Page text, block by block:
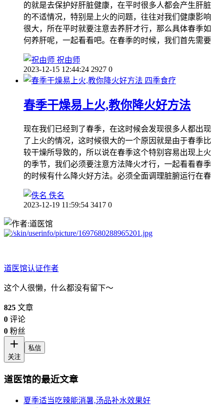
的就是去保护好肝脏健康，在平时很多人都会产生肝脏
的不适情况，特别是上火的问题，往往对我们健康影响
很大，所在平时就要注意去养肝才行，那么具体春季如
何养肝呢，一起看看吧。在春季的时候，我们首先需要
祝由师
2023-12-15 12:44:24 2927 0
四季食疗
春季干燥易上火,教你降火好方法
现在我们已经到了春季，在这时候会发现很多人都出现
了上火的情况，这时候很大的一个原因就是由于春季比
较干燥所导致的，所以说在春季这个特别容易出现上火
的季节，我们必须要注意方法降火才行，一起看看春季
的时候有什么降火好方法。必须全面调理脏腑运行在春
佚名
2023-12-19 11:59:54 3417 0
道医馆认证作者
这个人很懒，什么都没有留下～
825 文章
0 评论
0 粉丝
关注
私信
道医馆的最近文章
夏季适当吃辣能消暑,汤品补水效果好